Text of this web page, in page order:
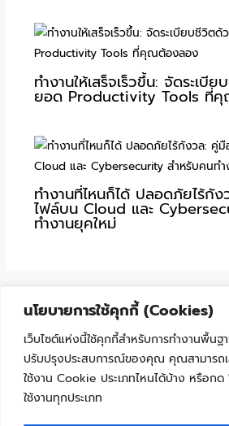
นโยบายการใช้คุกกี้ (Cookies)
เว็บไซต์แห่งนี้ใช้คุกกี้สำหรับการทำงานพื้นฐ
ปรับปรุงประสบการณ์ของคุณ คุณสามารถ
ใช้งาน Cookie ประเภทไหนได้บ้าง หรือก
ใช้งานทุกประเภท
ทำงานให้เสร็จเร็วขึ้น: จัดระเ
ยอด Productivity Tools ที่
ทำงานที่ไหนก็ได้ ปลอดภัยไร้กั
ไฟล์บน Cloud และ
ทำงานยุคใหม่
"เพราะเทคโนโลยีไม่ใช่เรื่องยาก ถ้าเริ่